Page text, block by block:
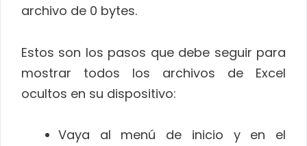
archivo de 0 bytes.
Estos son los pasos que debe seguir para
mostrar todos los archivos de Excel
ocultos en su dispositivo:
Vaya al menú de inicio y en el